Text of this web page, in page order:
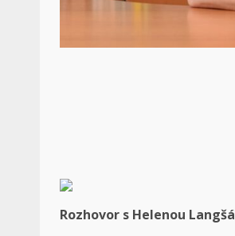
Rozhovor s Helenou